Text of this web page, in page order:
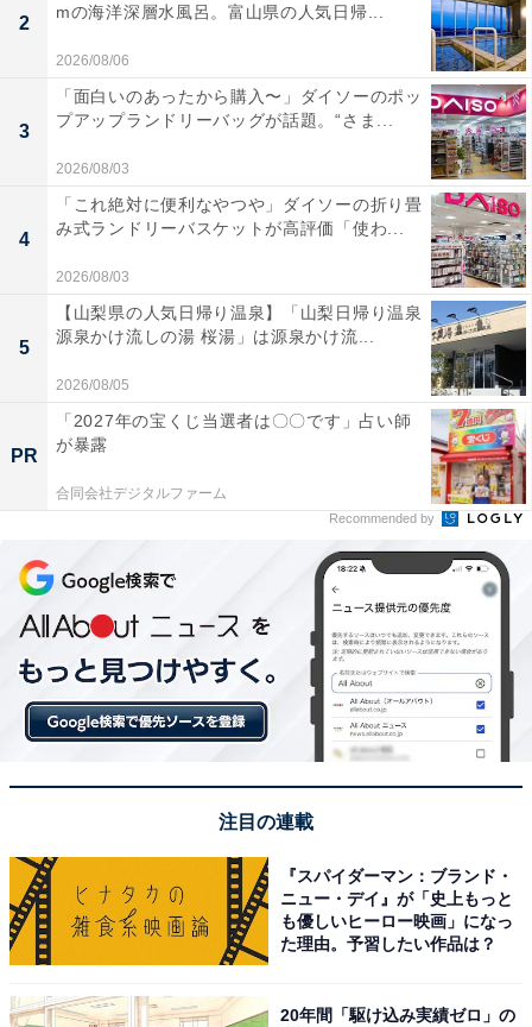
2
mの海洋深層水風呂。富山県の人気日帰...
2026/08/06
3
「面白いのあったから購入〜」ダイソーのポッ
プアップランドリーバッグが話題。“さま...
2026/08/03
4
「これ絶対に便利なやつや」ダイソーの折り畳
み式ランドリーバスケットが高評価「使わ...
2026/08/03
5
【山梨県の人気日帰り温泉】「山梨日帰り温泉
源泉かけ流しの湯 桜湯」は源泉かけ流...
2026/08/05
PR
「2027年の宝くじ当選者は〇〇です」占い師
が暴露
合同会社デジタルファーム
Recommended by
注目の連載
『スパイダーマン：ブランド・
ニュー・デイ』が「史上もっと
も優しいヒーロー映画」になっ
た理由。予習したい作品は？
20年間「駆け込み実績ゼロ」の